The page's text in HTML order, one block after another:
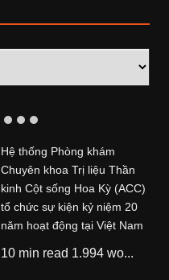
Hệ thống Phòng khám
Chuyên khoa Trị liệu Thần
kinh Cột sống Hoa Kỳ (ACC)
tổ chức sự kiện kỷ niệm 20
năm hoạt động tại Việt Nam
10 min read 1.994 wo...